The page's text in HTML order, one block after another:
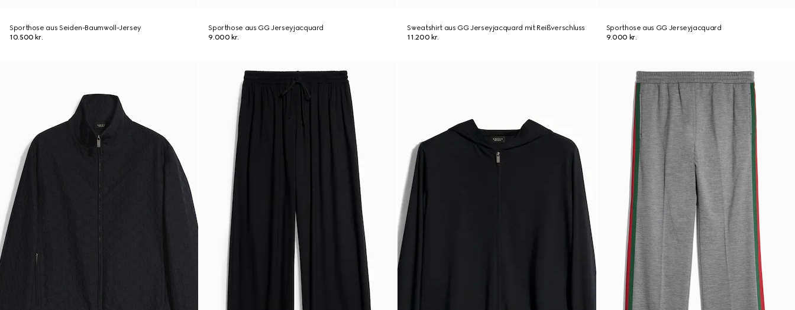
Sporthose aus Seiden-Baumwoll-Jersey
10.500 kr.
Sporthose aus GG Jerseyjacquard
9.000 kr.
Sweatshirt aus GG Jerseyjacquard mit Reißverschluss
11.200 kr.
Sporthose aus GG Jerseyjacquard
9.000 kr.